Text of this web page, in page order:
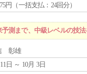
円（一括支払：24回分）
測まで、中級レベルの技法
彰雄
日 ～ 10月 3日